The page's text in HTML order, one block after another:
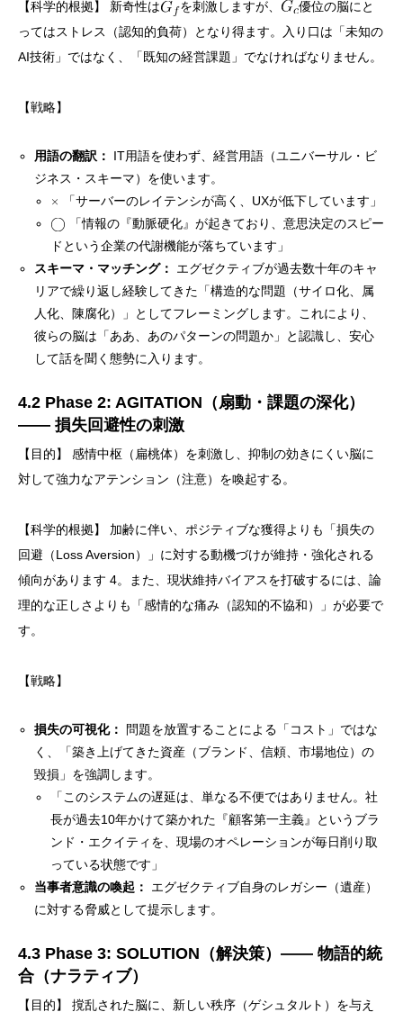
【科学的根拠】 新奇性は を刺激しますが、
優位の脳にと
ってはストレス（認知的負荷）となり得ます。入り口は「未知の
AI技術」ではなく、「既知の経営課題」でなければなりません。
【戦略】
用語の翻訳：
IT用語を使わず、経営用語（ユニバーサル・ビ
ジネス・スキーマ）を使います。
「サーバーのレイテンシが高く、UXが低下しています」
「情報の『動脈硬化』が起きており、意思決定のスピー
ドという企業の代謝機能が落ちています」
スキーマ・マッチング：
エグゼクティブが過去数十年のキャ
リアで繰り返し経験してきた「構造的な問題（サイロ化、属
人化、陳腐化）」としてフレーミングします。これにより、
彼らの脳は「ああ、あのパターンの問題か」と認識し、安心
して話を聞く態勢に入ります。
4.2 Phase 2: AGITATION（扇動・課題の深化）
—— 損失回避性の刺激
【目的】 感情中枢（扁桃体）を刺激し、抑制の効きにくい脳に
対して強力なアテンション（注意）を喚起する。
【科学的根拠】 加齢に伴い、ポジティブな獲得よりも「損失の
回避（Loss Aversion）」に対する動機づけが維持・強化される
傾向があります 4。また、現状維持バイアスを打破するには、論
理的な正しさよりも「感情的な痛み（認知的不協和）」が必要で
す。
【戦略】
損失の可視化：
問題を放置することによる「コスト」ではな
く、「築き上げてきた資産（ブランド、信頼、市場地位）の
毀損」を強調します。
「このシステムの遅延は、単なる不便ではありません。社
長が過去10年かけて築かれた『顧客第一主義』というブラ
ンド・エクイティを、現場のオペレーションが毎日削り取
っている状態です」
当事者意識の喚起：
エグゼクティブ自身のレガシー（遺産）
に対する脅威として提示します。
4.3 Phase 3: SOLUTION（解決策）—— 物語的統
合（ナラティブ）
【目的】 撹乱された脳に、新しい秩序（ゲシュタルト）を与え